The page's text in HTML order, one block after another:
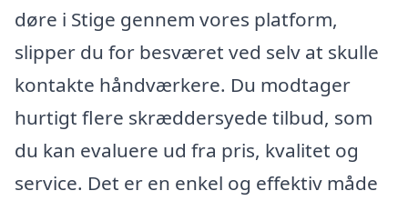
døre i Stige gennem vores platform,
slipper du for besværet ved selv at skulle
kontakte håndværkere. Du modtager
hurtigt flere skræddersyede tilbud, som
du kan evaluere ud fra pris, kvalitet og
service. Det er en enkel og effektiv måde